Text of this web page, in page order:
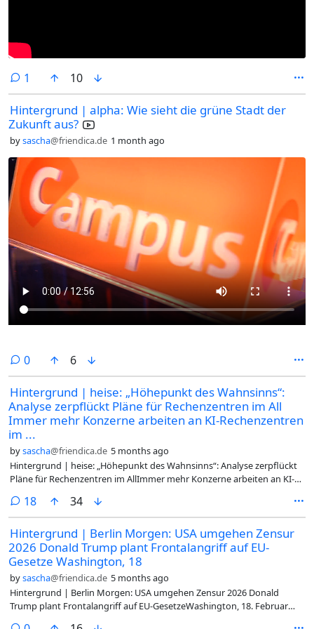
1 comment
10
Hintergrund | alpha: Wie sieht die grüne Stadt der
Zukunft aus?
bysascha@friendica.de 1 month ago
0comments
6
Hintergrund | heise: „Höhepunkt des Wahnsinns“:
Analyse zerpflückt Pläne für Rechenzentren im All
Immer mehr Konzerne arbeiten an KI-Rechenzentren
im ...
bysascha@friendica.de 5 months ago
Hintergrund | heise: „Höhepunkt des Wahnsinns“: Analyse zerpflückt
Pläne für Rechenzentren im AllImmer mehr Konzerne arbeiten an KI-
unrealistisch ist und welche Folgen das Rennen haben könnte.Der
Ansturm auf die Entwicklung von Rechenzentren in der
Erdumlaufbahn hat einen „Höhepunkt des Wahnsinns“ erreicht und
bringt die Gefahr mit sich, dass die teilhabenden Akteure den dringend
nötigen Ausbau der Infrastruktur auf der Erde vernachlässigen. Das ist
das Fazit einer Analyse von Gartner zu Plänen für „orbitale
Rechenzentren“, mit denen sich zuletzt nicht nur Elon Musk
hervorgetan hat. Solche Strukturen „sind wirtschaftlich nicht rentabel,
können mit terrestrischen Rechenzentren nicht mithalten und bleiben
hinter flüssigkeitsgekühlten sowie mit Atomenergie betriebenen
18comments
34
Hintergrund | Berlin Morgen: USA umgehen Zensur
2026 Donald Trump plant Frontalangriff auf EU-
Gesetze Washington, 18
bysascha@friendica.de 5 months ago
Hintergrund | Berlin Morgen: USA umgehen Zensur 2026 Donald
Trump plant Frontalangriff auf EU-GesetzeWashington, 18. Februar